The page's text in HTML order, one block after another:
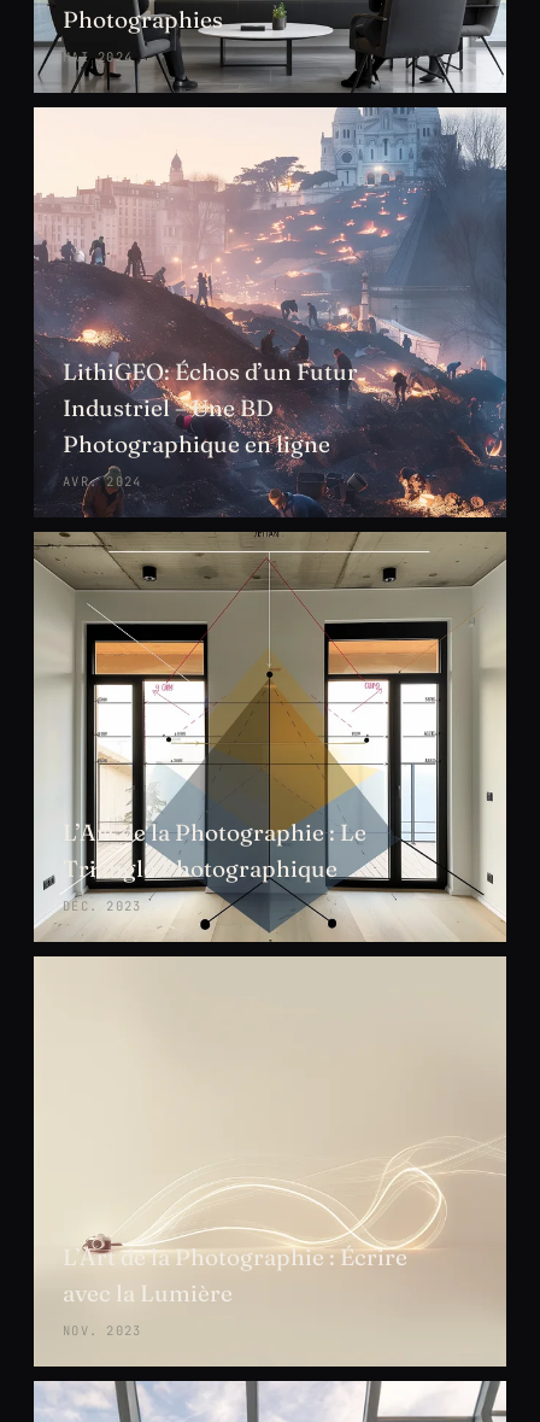
Photographies
MAI 2024
LithiGEO: Échos d’un Futur
Industriel – Une BD
Photographique en ligne
AVR. 2024
L’Art de la Photographie : Le
Triangle Photographique
DÉC. 2023
L’Art de la Photographie : Écrire
avec la Lumière
NOV. 2023